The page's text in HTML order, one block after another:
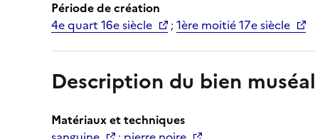
Période de création
4e quart 16e siècle
;1ère moitié 17e siècle
Description du bien muséal
Matériaux et techniques